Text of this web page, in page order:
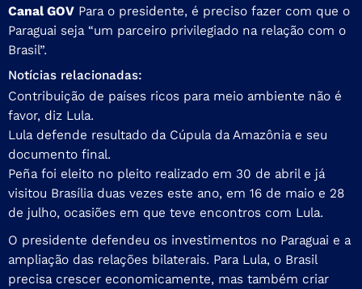
Canal GOV Para o presidente, é preciso fazer com que o
Paraguai seja “um parceiro privilegiado na relação com o
Brasil”.
Notícias relacionadas:
Contribuição de países ricos para meio ambiente não é
favor, diz Lula.
Lula defende resultado da Cúpula da Amazônia e seu
documento final.
Peña foi eleito no pleito realizado em 30 de abril e já
visitou Brasília duas vezes este ano, em 16 de maio e 28
de julho, ocasiões em que teve encontros com Lula.
O presidente defendeu os investimentos no Paraguai e a
ampliação das relações bilaterais. Para Lula, o Brasil
precisa crescer economicamente, mas também criar